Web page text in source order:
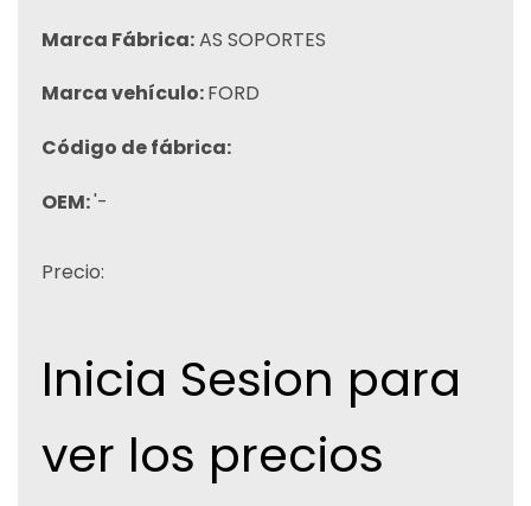
Marca Fábrica:AS SOPORTES
Marca vehículo:FORD
Código de fábrica:
OEM:'-
Precio:
Inicia Sesion para
ver los precios